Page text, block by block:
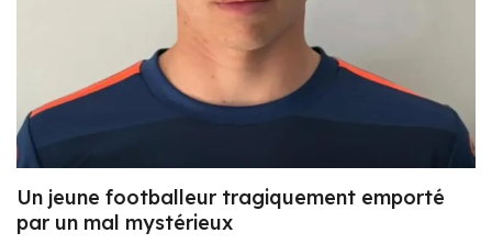
Un jeune footballeur tragiquement emporté
par un mal mystérieux